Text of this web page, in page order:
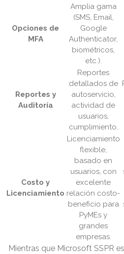
Opciones de
MFA
Amplia gama
(SMS, Email,
Google
Authenticator,
biométricos,
etc.).
Reportes y
Auditoría
Reportes
detallados de
autoservicio,
actividad de
usuarios,
cumplimiento.
Costo y
Licenciamiento
Licenciamiento
flexible,
basado en
usuarios, con
excelente
relación costo-
beneficio para
PyMEs y
grandes
empresas.
Mientras que Microsoft SSPR